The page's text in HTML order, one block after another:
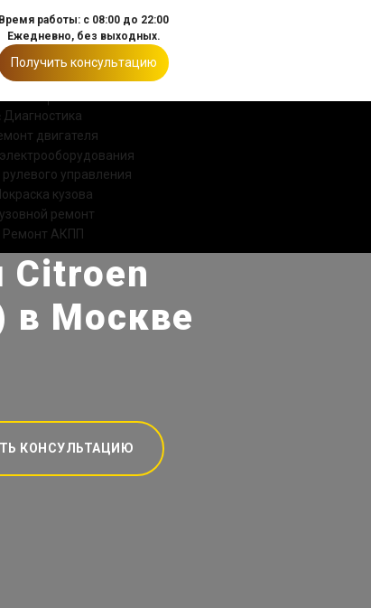
Время работы: с 08:00 до 22:00
Ежедневно, без выходных.
Получить консультацию
Диагностика
двигателя
управления
кузова
ремонт
Ремонт АКПП
Citroen
в Москве
КОНСУЛЬТАЦИЮ